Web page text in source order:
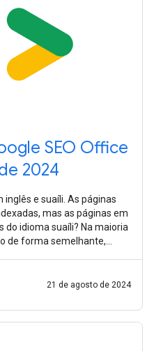
SEO Office
2024
e suaíli. As páginas
mas as páginas em
do idioma suaíli? Na maioria
de forma semelhante,
21 de agosto de 2024